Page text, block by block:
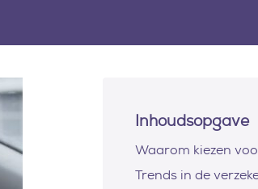
Inhoudsopgave
Waarom kiezen
Trends in de